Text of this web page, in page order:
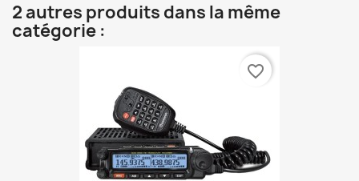
2 autres produits dans la même
catégorie :
favorite_border